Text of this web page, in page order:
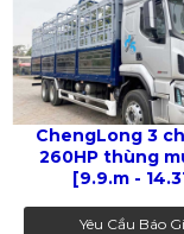
ChengLong 3
260HP thùng
[9.9.m -
Yêu Cầu Báo